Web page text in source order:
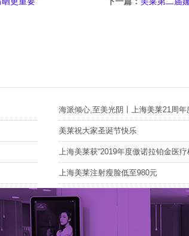
海派倾心,至美光阴丨上海美莱21周年
美莱祝大家圣诞节快乐
上海美莱获“2019年度傲诺拉铂金医疗
上海美莱注射瘦脸低至980元